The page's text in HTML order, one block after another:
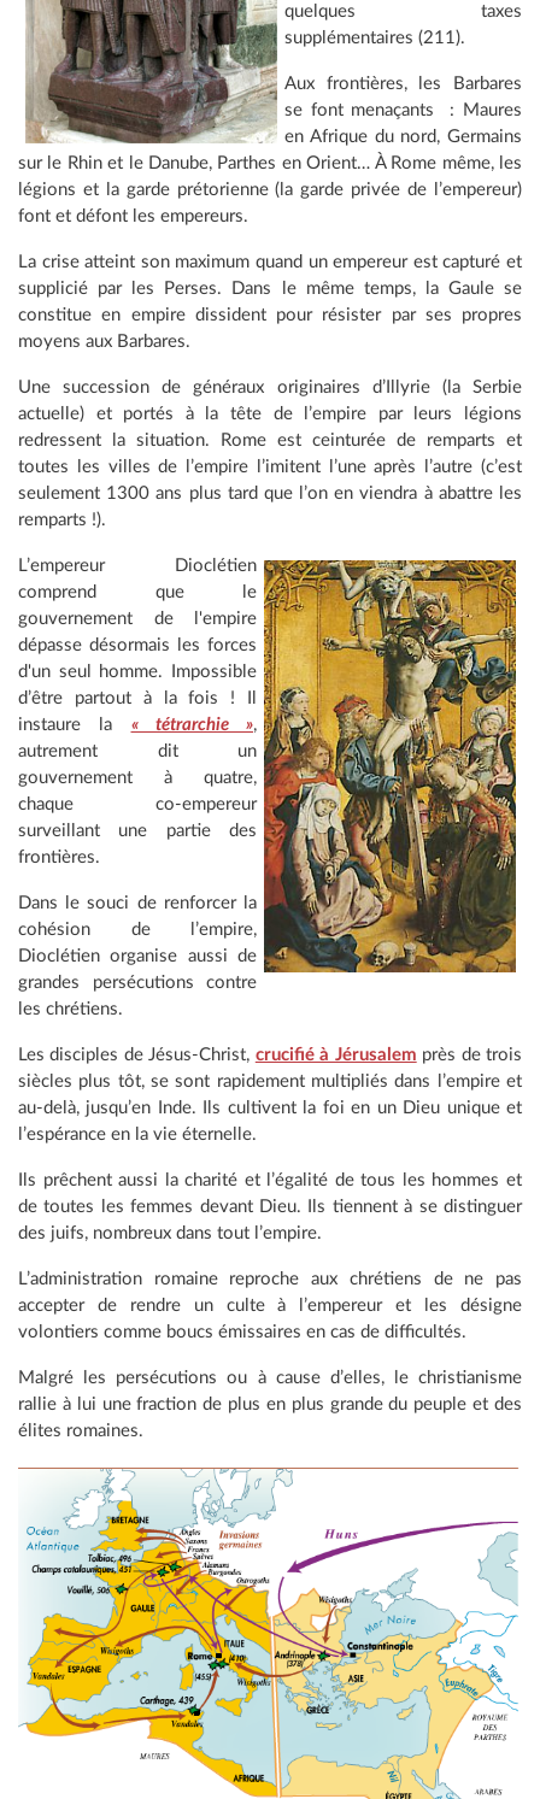
quelques taxes
supplémentaires (211).
Aux frontières, les Barbares
se font menaçants : Maures
en Afrique du nord, Germains
sur le Rhin et le Danube, Parthes en Orient… À Rome même, les
légions et la garde prétorienne (la garde privée de l’empereur)
font et défont les empereurs.
La crise atteint son maximum quand un empereur est capturé et
supplicié par les Perses. Dans le même temps, la Gaule se
constitue en empire dissident pour résister par ses propres
moyens aux Barbares.
Une succession de généraux originaires d’Illyrie (la Serbie
actuelle) et portés à la tête de l’empire par leurs légions
redressent la situation. Rome est ceinturée de remparts et
toutes les villes de l’empire l’imitent l’une après l’autre (c’est
seulement 1300 ans plus tard que l’on en viendra à abattre les
remparts !).
L’empereur Dioclétien
comprend que le
gouvernement de l'empire
dépasse désormais les forces
d'un seul homme. Impossible
d’être partout à la fois ! Il
instaure la « tétrarchie »,
autrement dit un
gouvernement à quatre,
chaque co-empereur
surveillant une partie des
frontières.
Dans le souci de renforcer la
cohésion de l’empire,
Dioclétien organise aussi de
grandes persécutions contre
les chrétiens.
Les disciples de Jésus-Christ, crucifié à Jérusalem près de trois
siècles plus tôt, se sont rapidement multipliés dans l’empire et
au-delà, jusqu’en Inde. Ils cultivent la foi en un Dieu unique et
l’espérance en la vie éternelle.
Ils prêchent aussi la charité et l’égalité de tous les hommes et
de toutes les femmes devant Dieu. Ils tiennent à se distinguer
des juifs, nombreux dans tout l’empire.
L’administration romaine reproche aux chrétiens de ne pas
accepter de rendre un culte à l’empereur et les désigne
volontiers comme boucs émissaires en cas de difficultés.
Malgré les persécutions ou à cause d’elles, le christianisme
rallie à lui une fraction de plus en plus grande du peuple et des
élites romaines.